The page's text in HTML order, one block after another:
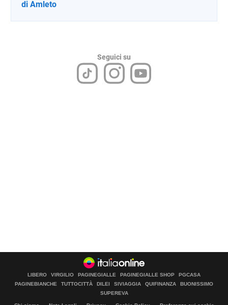
di Amleto
Seguici su
LIBERO VIRGILIO PAGINEGIALLE PAGINEGIALLE SHOP
PGCASA
PAGINEBIANCHE
TUTTOCITTÀ DILEI SIVIAGGIA QUIFINANZA
BUONISSIMO
SUPEREVA